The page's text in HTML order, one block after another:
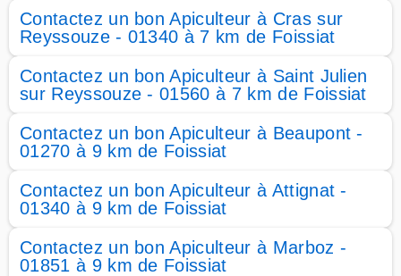
Contactez un bon Apiculteur à Cras sur
Reyssouze - 01340 à 7 km de Foissiat
Contactez un bon Apiculteur à Saint Julien
sur Reyssouze - 01560 à 7 km de Foissiat
Contactez un bon Apiculteur à Beaupont -
01270 à 9 km de Foissiat
Contactez un bon Apiculteur à Attignat -
01340 à 9 km de Foissiat
Contactez un bon Apiculteur à Marboz -
01851 à 9 km de Foissiat